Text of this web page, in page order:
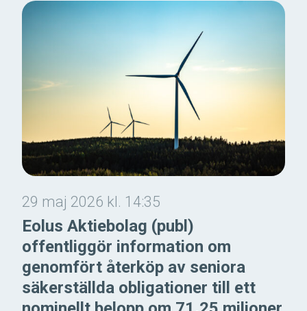
29 maj 2026 kl. 14:35
Eolus Aktiebolag (publ)
offentliggör information om
genomfört återköp av seniora
säkerställda obligationer till ett